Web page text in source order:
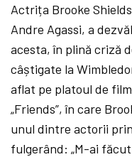
Actrița Brooke
Andre Agassi, a
acesta, în plină criză
câștigate la
aflat pe platoul de
„Friends”, în care
unul dintre actorii
fulgerând: „M-ai